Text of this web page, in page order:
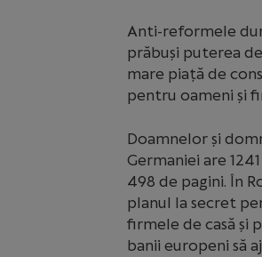
Anti-reformele
prăbuși puterea
mare piață de
pentru oameni și
Doamnelor și
Germaniei are
498 de pagini. În
planul la secret
firmele de casă și
banii europeni să